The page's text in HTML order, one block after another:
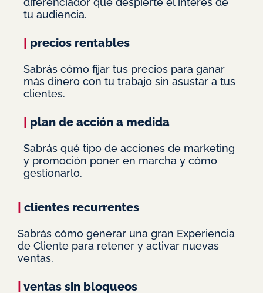
tu audiencia.
precios rentables
Sabrás cómo fijar tus precios para ganar
más dinero con tu trabajo sin asustar a tus
clientes.
plan de acción a medida
Sabrás qué tipo de acciones de marketing
y promoción poner en marcha y cómo
gestionarlo.
clientes recurrentes
Sabrás cómo generar una gran Experiencia
de Cliente para retener y activar nuevas
ventas.
ventas sin bloqueos